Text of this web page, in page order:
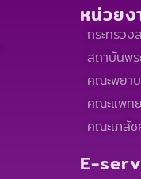
หน่วยง
กระทรว
สถาบันพร
คณะพยา
คณะแพท
คณะเภสั
E-